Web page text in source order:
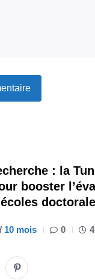
: la
booster
10 mois 0